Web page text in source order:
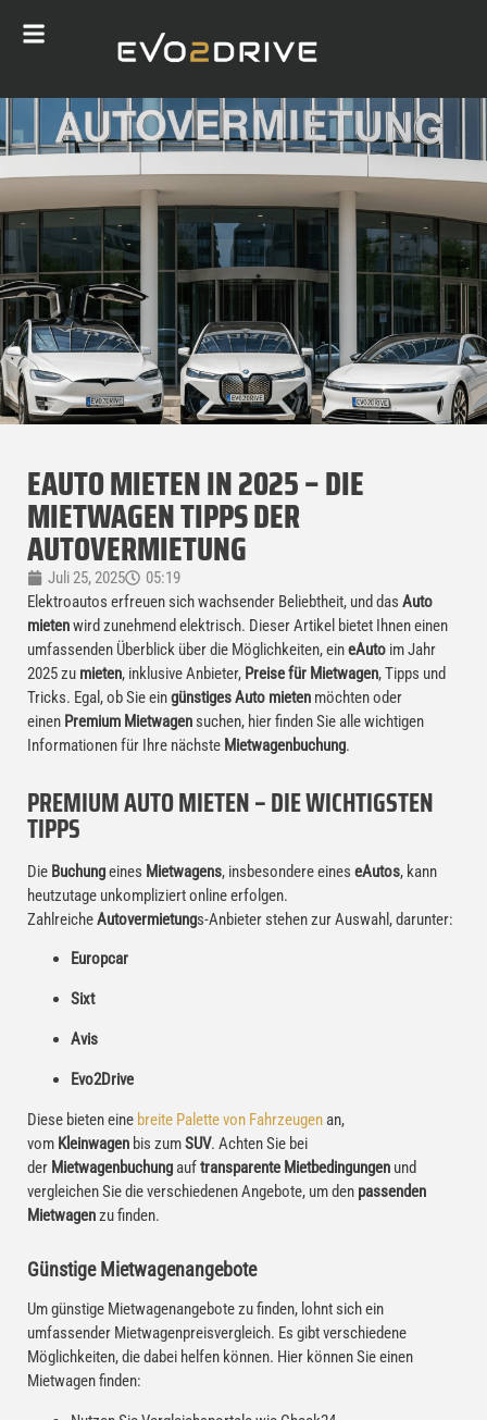
EAUTO MIETEN IN 2025 – DIE
MIETWAGEN TIPPS DER
AUTOVERMIETUNG
Juli 25, 2025
05:19
Elektroautos erfreuen sich wachsender Beliebtheit, und das Auto
mietenwird zunehmend elektrisch. Dieser Artikel bietet Ihnen einen
umfassenden Überblick über die Möglichkeiten, eineAuto im Jahr
2025 zu mieten, inklusive Anbieter, Preise für Mietwagen, Tipps und
Tricks. Egal, ob Sie eingünstiges Auto mieten möchten oder
einen Premium Mietwagen suchen, hier finden Sie alle wichtigen
Informationen für Ihre nächste Mietwagenbuchung.
PREMIUM AUTO MIETEN – DIE WICHTIGSTEN
TIPPS
Die Buchungeines Mietwagens, insbesondere eines eAutos, kann
heutzutage unkompliziert online erfolgen.
ZahlreicheAutovermietungs-Anbieter stehen zur Auswahl, darunter:
Europcar
Sixt
Avis
Evo2Drive
Diese bieten eine breite Palette von Fahrzeugen an,
vom Kleinwagen bis zumSUV. Achten Sie bei
der Mietwagenbuchung auftransparente Mietbedingungen und
vergleichen Sie die verschiedenen Angebote, um den passenden
Mietwagenzu finden.
Günstige Mietwagenangebote
Um günstige Mietwagenangebote zu finden, lohnt sich ein
umfassender Mietwagenpreisvergleich. Es gibt verschiedene
Möglichkeiten, die dabei helfen können. Hier können Sie einen
Mietwagen finden: